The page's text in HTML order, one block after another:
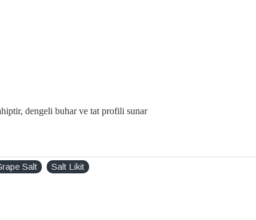
dengeli buhar ve tat profili sunar
Salt Salt Likit